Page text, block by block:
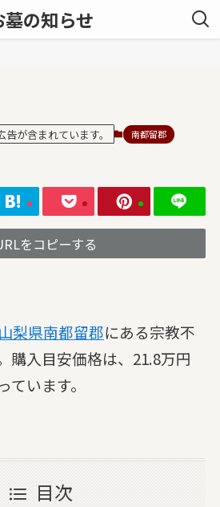
墓の知らせ
が含まれています。 南都留郡
をコピーする
山梨県南都留郡にある宗教不
購入目安価格は、21.8万円
います。
目次